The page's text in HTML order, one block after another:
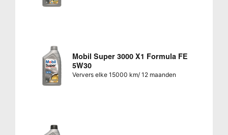
Mobil Super 3000 X1 Formula FE
5W30
Ververs elke 15000 km/ 12 maanden